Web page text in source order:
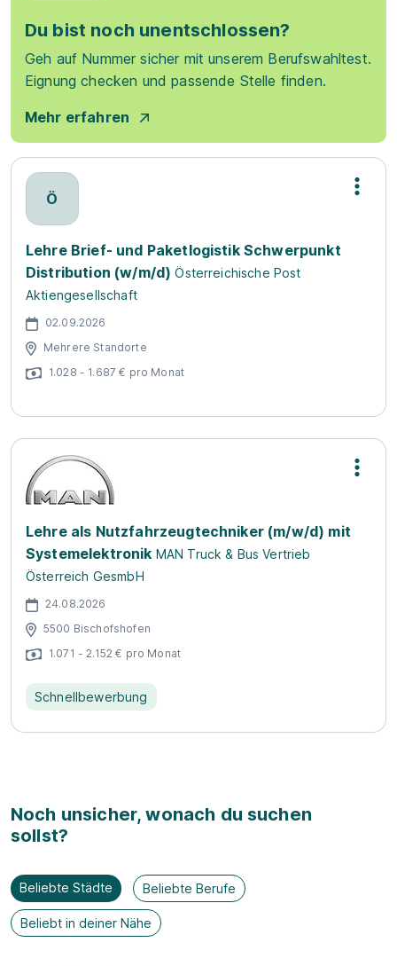
Du bist noch unentschlossen?
Geh auf Nummer sicher mit unserem Berufswahltest.
Eignung checken und passende Stelle finden.
Mehr erfahren
Ö
Lehre Brief- und Paketlogistik Schwerpunkt
Distribution (w/m/d) Österreichische Post
Aktiengesellschaft
02.09.2026
Mehrere Standorte
1.028 - 1.687 € pro Monat
Lehre als Nutzfahrzeugtechniker (m/w/d) mit
Systemelektronik MAN Truck & Bus Vertrieb
Österreich GesmbH
24.08.2026
5500 Bischofshofen
1.071 - 2.152 € pro Monat
Schnellbewerbung
Noch unsicher, wonach du suchen
sollst?
Beliebte Städte Beliebte Berufe
Beliebt in deiner Nähe